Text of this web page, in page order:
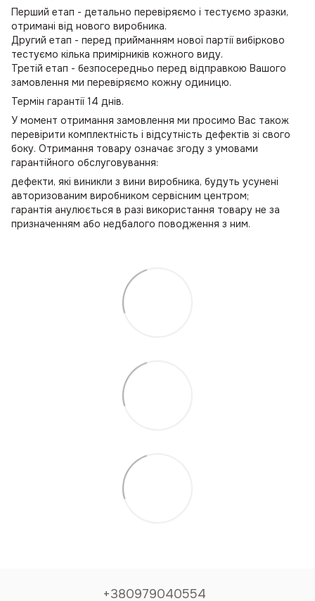
Перший етап - детально перевіряємо і тестуємо зразки,
отримані від нового виробника.
Другий етап - перед прийманням нової партії вибірково
тестуємо кілька примірників кожного виду.
Третій етап - безпосередньо перед відправкою Вашого
замовлення ми перевіряємо кожну одиницю.
Термін гарантії 14 днів.
У момент отримання замовлення ми просимо Вас також
перевірити комплектність і відсутність дефектів зі свого
боку. Отримання товару означає згоду з умовами
гарантійного обслуговування:
дефекти, які виникли з вини виробника, будуть усунені
авторизованим виробником сервісним центром;
гарантія анулюється в разі використання товару не за
призначенням або недбалого поводження з ним.
+380979040554